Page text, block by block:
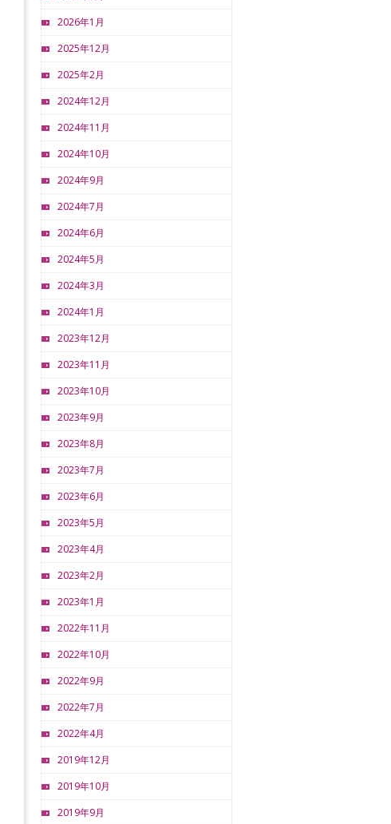
2026年1月
2025年12月
2025年2月
2024年12月
2024年11月
2024年10月
2024年9月
2024年7月
2024年6月
2024年5月
2024年3月
2024年1月
2023年12月
2023年11月
2023年10月
2023年9月
2023年8月
2023年7月
2023年6月
2023年5月
2023年4月
2023年2月
2023年1月
2022年11月
2022年10月
2022年9月
2022年7月
2022年4月
2019年12月
2019年10月
2019年9月